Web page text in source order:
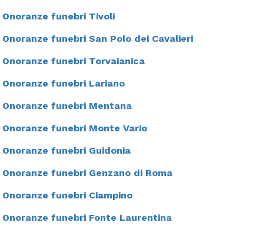
Onoranze funebri Tivoli
Onoranze funebri San Polo dei Cavalieri
Onoranze funebri Torvaianica
Onoranze funebri Lariano
Onoranze funebri Mentana
Onoranze funebri Monte Vario
Onoranze funebri Guidonia
Onoranze funebri Genzano di Roma
Onoranze funebri Ciampino
Onoranze funebri Fonte Laurentina